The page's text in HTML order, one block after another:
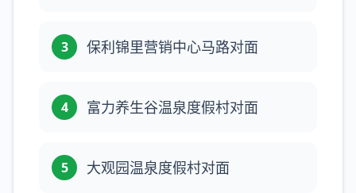
3 保利锦里营销中心马路对面
4 富力养生谷温泉度假村对面
5 大观园温泉度假村对面